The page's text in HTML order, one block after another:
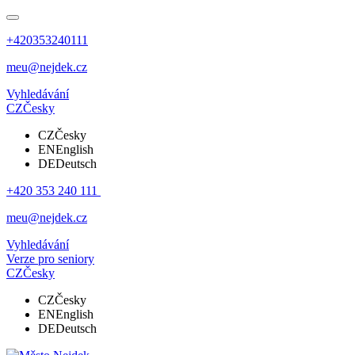
+420353240111
meu@nejdek.cz
Vyhledávání
CZČesky
CZČesky
ENEnglish
DEDeutsch
+420 353 240 111
meu@nejdek.cz
Vyhledávání
Verze pro seniory
CZČesky
CZČesky
ENEnglish
DEDeutsch